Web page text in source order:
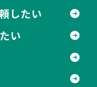
したい
い